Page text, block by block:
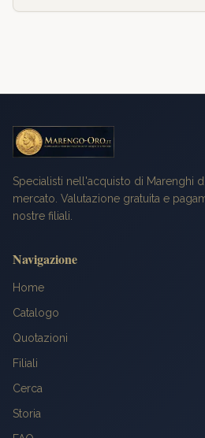
Specialisti nell'acquisto di Marenghi
mercato. Valutazione gratuita e
nostre filiali.
Navigazione
Home
Catalogo
Quotazioni
Filiali
Cerca
Storia